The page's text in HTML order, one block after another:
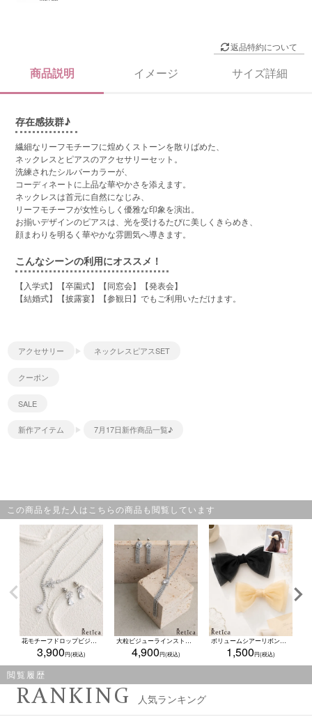
返品特約について
商品説明 イメージ サイズ詳細
存在感抜群♪
繊細なリーフモチーフに煌めくストーンを散りばめた、
ネックレスとピアスのアクセサリーセット。
洗練されたシルバーカラーが、
コーディネートに上品な華やかさを添えます。
ネックレスは首元に自然になじみ、
リーフモチーフが女性らしく優雅な印象を演出。
お揃いデザインのピアスは、光を受けるたびに美しくきらめき、
顔まわりを明るく華やかな雰囲気へ導きます。
こんなシーンの利用にオススメ！
【入学式】【卒園式】【同窓会】【発表会】
【結婚式】【披露宴】【参観日】でもご利用いただけます。
アクセサリー ネックレスピアスSET
クーポン
SALE
新作アイテム 7月17日新作商品一覧♪
この商品を見た人はこちらの商品も閲覧しています
花モチーフドロップビジューYラインネックレス×ピアス2点セット(シルバー)
3,900
大粒ビジューラインストーンタッセル風ネックレス×ピアス2点セット(シルバー)
4,900
ボリュームシアーリボンバレッタ(ベージュ/ブラック)
1,500
閲覧履歴
RANKING 人気ランキング